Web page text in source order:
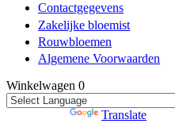
Contactgegevens
Zakelijke bloemist
Rouwbloemen
Algemene Voorwaarden
Winkelwagen 0
Translate